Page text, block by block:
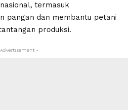
termasuk
pangan dan membantu petani
produksi.
-